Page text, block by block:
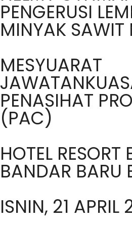
PENGERUSI
MINYAK SAWIT
MESYUARAT
PENASIHAT
(PAC)
HOTEL RESORT
BANDAR BARU
ISNIN, 21 APRIL